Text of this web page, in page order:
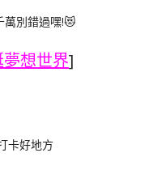
萬別錯過嘿!😻
想世界]